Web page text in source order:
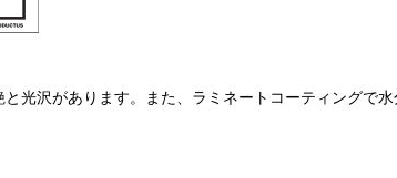
光沢があります。また、ラミネートコーティング